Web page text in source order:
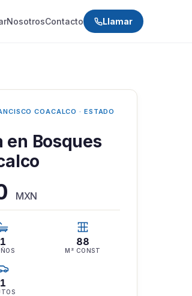
NosotrosContacto Llamar
COACALCO · ESTADO
en Bosques
MXN
1 88
M² CONST
1